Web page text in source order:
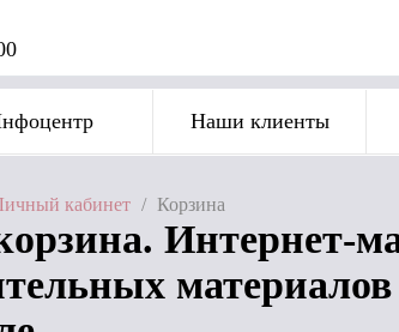
Наши клиенты
кабинет / Корзина
Интернет-